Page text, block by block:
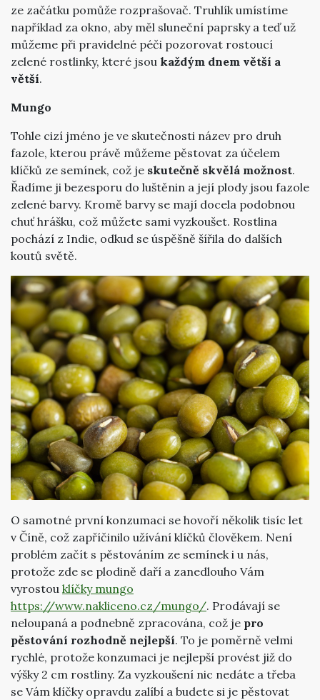
ze začátku pomůže rozprašovač. Truhlík umístíme
například za okno, aby měl sluneční paprsky a teď už
můžeme při pravidelné péči pozorovat rostoucí
zelené rostlinky, které jsou každým dnem větší a
větší.
Mungo
Tohle cizí jméno je ve skutečnosti název pro druh
fazole, kterou právě můžeme pěstovat za účelem
klíčků ze semínek, což je skutečně skvělá možnost.
Řadíme ji bezesporu do luštěnin a její plody jsou fazole
zelené barvy. Kromě barvy se mají docela podobnou
chuť hrášku, což můžete sami vyzkoušet. Rostlina
pochází z Indie, odkud se úspěšně šířila do dalších
koutů světě.
O samotné první konzumaci se hovoří několik tisíc let
v Číně, což zapříčinilo užívání klíčků člověkem. Není
problém začít s pěstováním ze semínek i u nás,
protože zde se plodině daří a zanedlouho Vám
vyrostou klíčky mungo
https://www.nakliceno.cz/mungo/. Prodávají se
neloupaná a podnebně zpracována, což je pro
pěstování rozhodně nejlepší. To je poměrně velmi
rychlé, protože konzumaci je nejlepší provést již do
výšky 2 cm rostliny. Za vyzkoušení nic nedáte a třeba
se Vám klíčky opravdu zalíbí a budete si je pěstovat